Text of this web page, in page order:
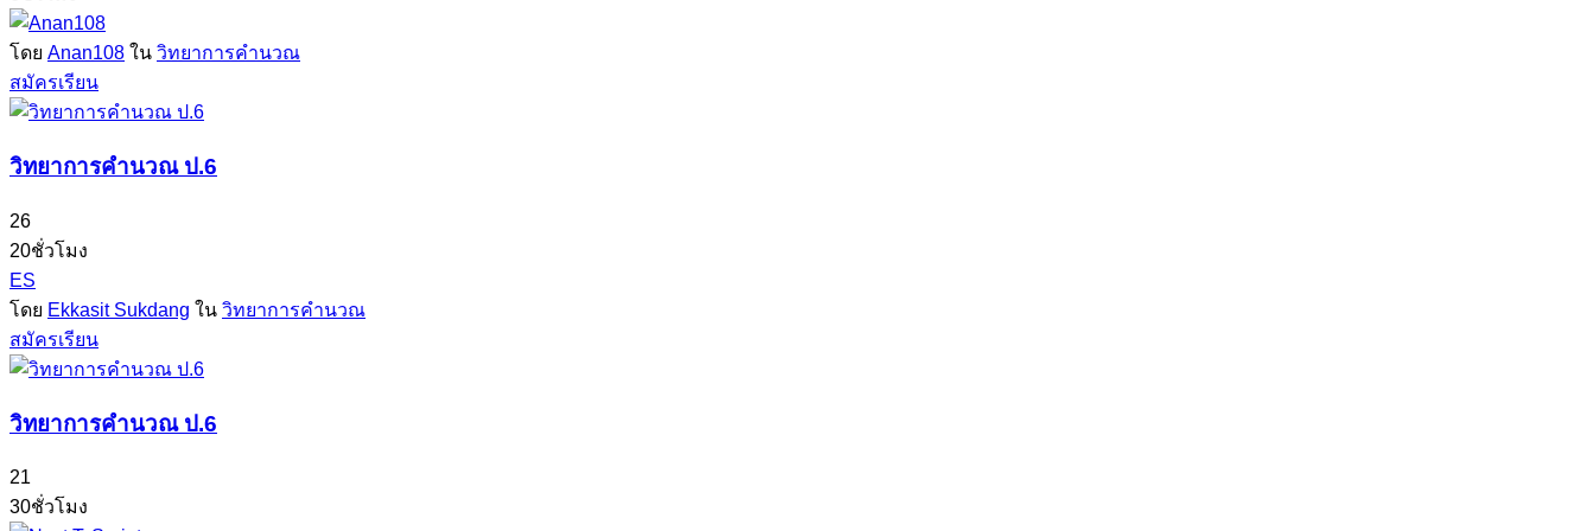
โดย Anan108 ใน วิทยาการคำนวณ
สมัครเรียน
วิทยาการคำนวณ ป.6
26
20ชั่วโมง
ES
โดย Ekkasit Sukdang ใน วิทยาการคำนวณ
สมัครเรียน
วิทยาการคำนวณ ป.6
21
30ชั่วโมง